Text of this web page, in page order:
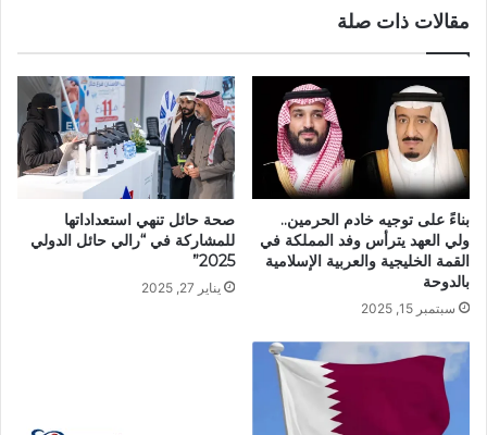
مقالات ذات صلة
بناءً على توجيه خادم الحرمين..
ولي العهد يترأس وفد المملكة في
القمة الخليجية والعربية الإسلامية
بالدوحة
سبتمبر 15, 2025
صحة حائل تنهي استعداداتها
للمشاركة في “رالي حائل الدولي
2025”
يناير 27, 2025